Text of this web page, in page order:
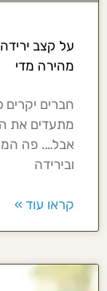
על קצב
מהירה מדי
חברים
מתעדים את
אבל…. פה
ובירידה
קראו עוד »